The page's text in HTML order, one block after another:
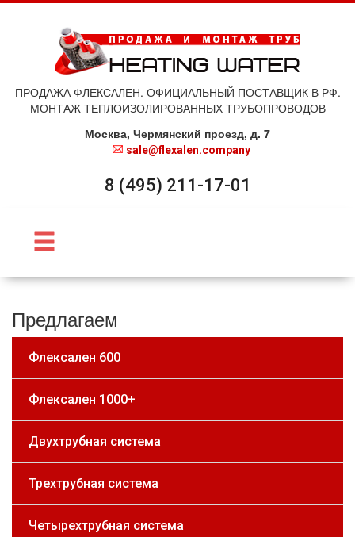
ПРОДАЖА ФЛЕКСАЛЕН. ОФИЦИАЛЬНЫЙ ПОСТАВЩИК В РФ.
МОНТАЖ ТЕПЛОИЗОЛИРОВАННЫХ ТРУБОПРОВОДОВ
Москва, Чермянский проезд, д. 7
sale@flexalen.company
8 (495) 211-17-01
Предлагаем
Флексален 600
Флексален 1000+
Двухтрубная система
Трехтрубная система
Четырехтрубная система